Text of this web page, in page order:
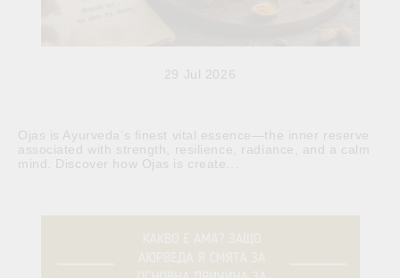
29 Jul 2026
Ojas is Ayurveda’s finest vital essence—the inner reserve
associated with strength, resilience, radiance, and a calm
mind. Discover how Ojas is create...